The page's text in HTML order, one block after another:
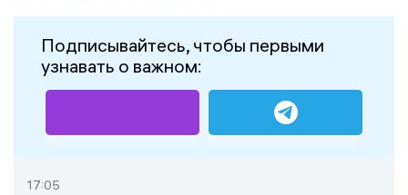
Подписывайтесь, чтобы первыми
узнавать о важном:
17:05